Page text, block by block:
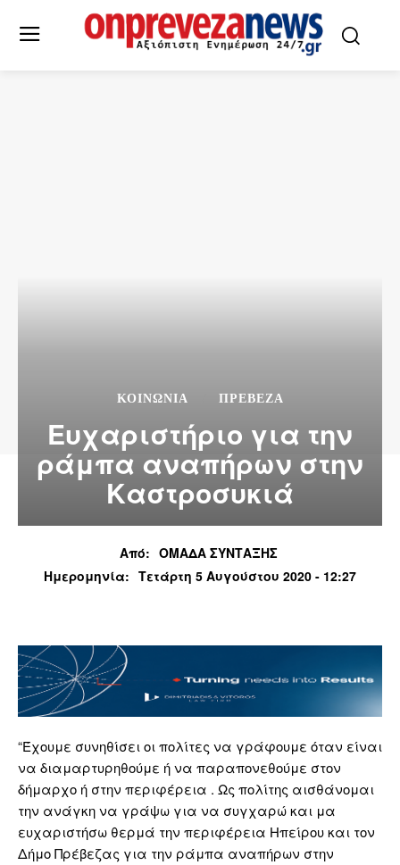
ΚΟΙΝΩΝΙΑ ΠΡΕΒΕΖΑ
Ευχαριστήριο για την
ράμπα αναπήρων στην
Καστροσυκιά
Από: ΟΜΑΔΑ ΣΥΝΤΑΞΗΣ
Ημερομηνία: Τετάρτη 5 Αυγούστου 2020 - 12:27
“Έχουμε συνηθίσει οι πολίτες να γράφουμε όταν είναι
να διαμαρτυρηθούμε ή να παραπονεθούμε στον
δήμαρχο ή στην περιφέρεια . Ως πολίτης αισθάνομαι
την ανάγκη να γράψω για να συγχαρώ και μα
ευχαριστήσω θερμά την περιφέρεια Ηπείρου και τον
Δήμο Πρέβεζας για την ράμπα αναπήρων στην